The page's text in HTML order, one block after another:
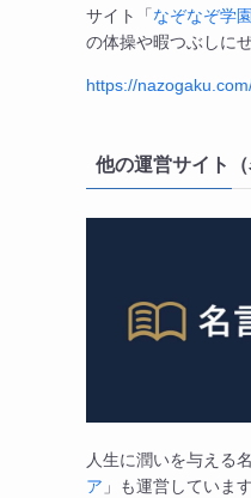
サイト「なぞなぞ学園
の体操や暇つぶしに
https://
他の運営サイト（
人生に潤いを与える
ア 」も運営しています